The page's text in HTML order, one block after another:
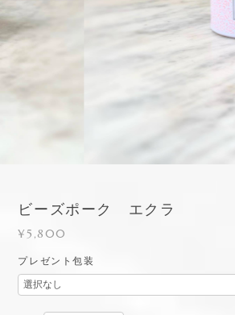
ビーズポーク エクラ
¥5,800
プレゼント包装